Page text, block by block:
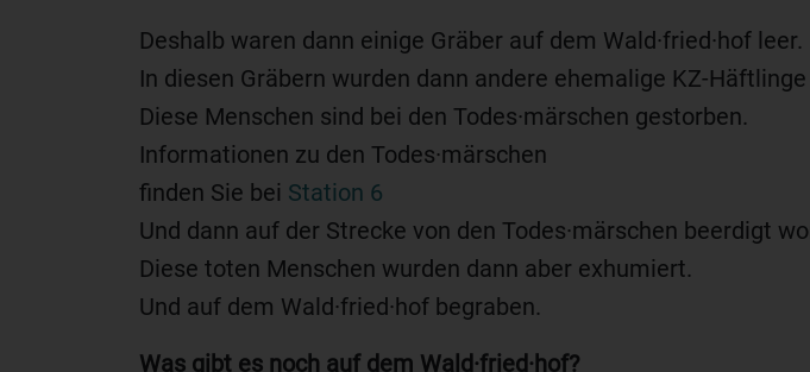
Deshalb waren dann einige Gräber auf dem Wald·fried·hof leer.
In diesen Gräbern wurden dann andere ehemalige KZ-
Diese Menschen sind bei den Todes·märschen gestorben.
Informationen zu den Todes·märschen
finden Sie bei Station 6
Und dann auf der Strecke von den Todes·märschen beerdigt
Diese toten Menschen wurden dann aber exhumiert.
Und auf dem Wald·fried·hof begraben.
Was gibt es noch auf dem Wald·fried·hof?